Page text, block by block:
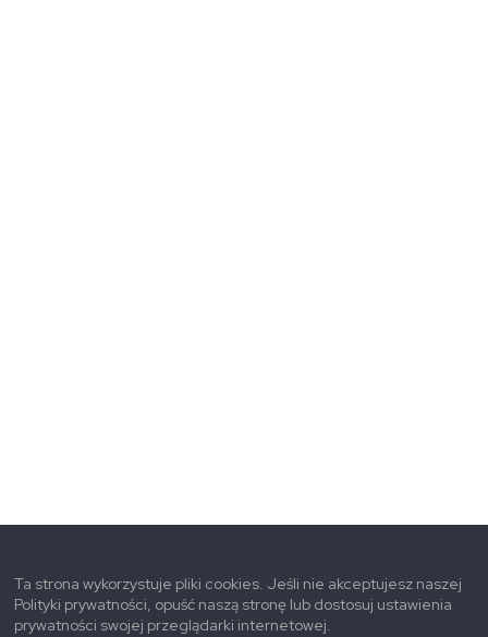
Ta strona wykorzystuje pliki cookies. Jeśli nie akceptujesz naszej
Polityki prywatności, opuść naszą stronę lub dostosuj ustawienia
prywatności swojej przeglądarki internetowej.